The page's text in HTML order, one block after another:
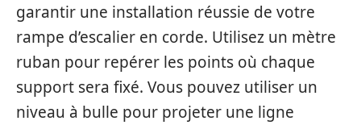
garantir une installation réussie de votre
rampe d’escalier en corde. Utilisez un mètre
ruban pour repérer les points où chaque
support sera fixé. Vous pouvez utiliser un
niveau à bulle pour projeter une ligne